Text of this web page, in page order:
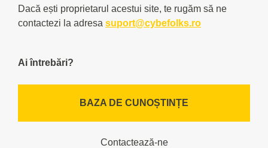
Dacă ești proprietarul acestui site, te rugăm să ne
contactezi la adresa suport@cybefolks.ro
Ai întrebări?
BAZA DE CUNOȘTINȚE
Contactează-ne